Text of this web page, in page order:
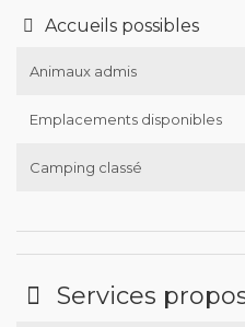
Accueils possibles
Animaux admis
Emplacements disponibles
Camping classé
Services